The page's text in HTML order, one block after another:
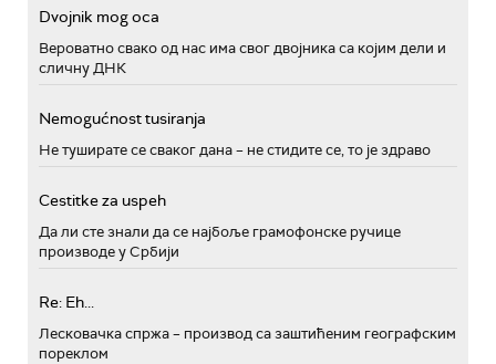
Dvojnik mog oca
Вероватно свако од нас има свог двојника са којим дели и
сличну ДНК
Nemogućnost tusiranja
Не туширате се сваког дана – не стидите се, то је здраво
Cestitke za uspeh
Да ли сте знали да се најбоље грамофонске ручице
производе у Србији
Re: Eh...
Лесковачка спржа – производ са заштићеним географским
пореклом